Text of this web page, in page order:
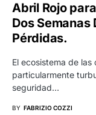
Abril Rojo
Dos Semanas
Pérdidas.
El ecosistema de
particularmente
seguridad…
BY FABRIZIO COZZI